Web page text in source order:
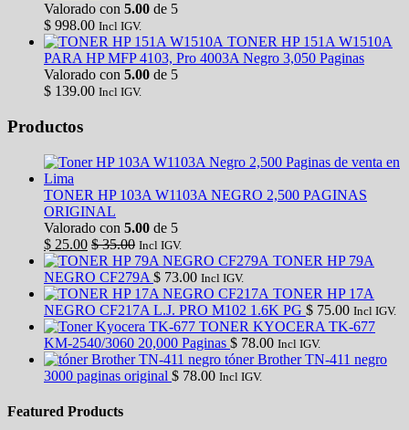
Valorado con 5.00 de 5
$ 998.00 Incl IGV.
TONER HP 151A W1510A
PARA HP MFP 4103, Pro 4003A Negro 3,050 Paginas
Valorado con 5.00 de 5
$ 139.00 Incl IGV.
Productos
TONER HP 103A W1103A NEGRO 2,500 PAGINAS
ORIGINAL
Valorado con 5.00 de 5
$ 25.00 $35.00 Incl IGV.
TONER HP 79A
NEGRO CF279A $ 73.00 Incl IGV.
TONER HP 17A
NEGRO CF217A L.J. PRO M102 1.6K PG $ 75.00 Incl IGV.
TONER KYOCERA TK-677
KM-2540/3060 20,000 Paginas $ 78.00 Incl IGV.
tóner Brother TN-411 negro
3000 paginas original $ 78.00 Incl IGV.
Featured Products